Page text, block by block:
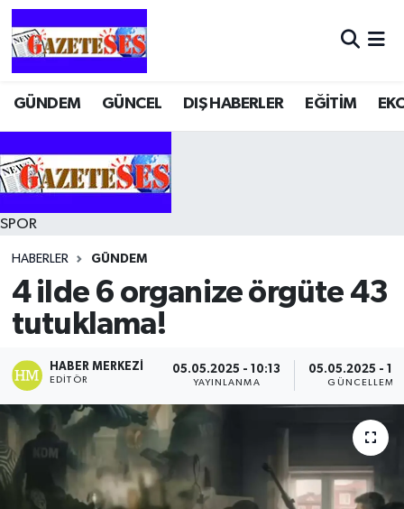
GÜNDEM GÜNCEL DIŞ HABERLER EĞİTİM
SPOR
HABERLER GÜNDEM
4 ilde 6 organize örgüte 43
tutuklama!
HABER MERKEZI
EDITÖR
05.05.2025 - 10:13
YAYINLANMA
05.05.2025 -
GÜNCELLEME